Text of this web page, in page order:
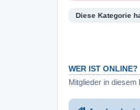
Diese Kategorie
WER IST ONLINE?
Mitglieder in